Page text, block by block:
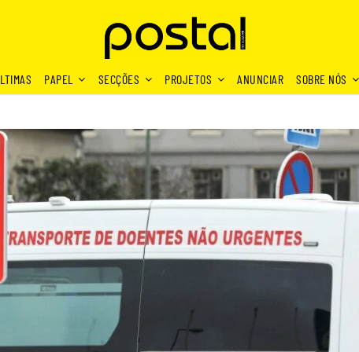
PAPEL SECÇÕES PROJETOS ANUNCIAR SOBRE NÓS